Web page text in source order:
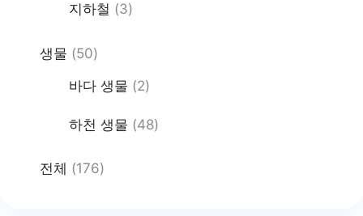
지하철 (3)
생물 (50)
바다 생물 (2)
하천 생물 (48)
전체 (176)